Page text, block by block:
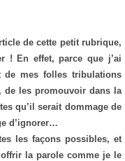
de cette petit rubrique,
! En effet, parce que j’ai
de mes folles tribulations
de les promouvoir dans la
qu’il serait dommage de
d’ignorer…
les façons possibles, et
la parole comme je le